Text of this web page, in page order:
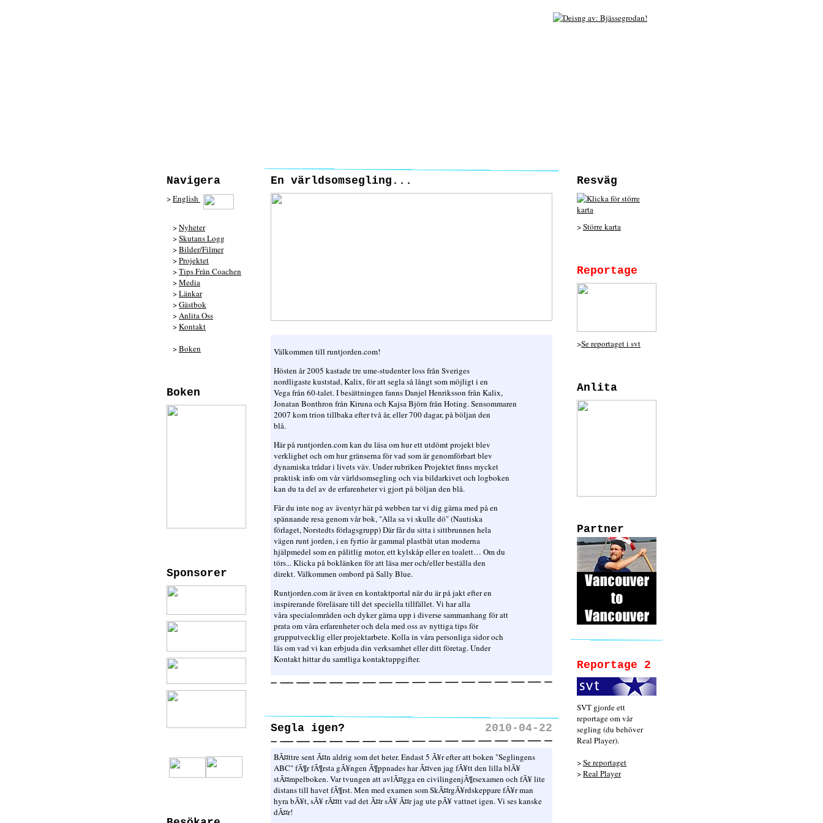
Navigera
>English
>Nyheter
>Skutans Logg
>Bilder/Filmer
>Projektet
>Tips Från Coachen
>Media
>Länkar
>Gästbok
>Anlita Oss
>Kontakt
>Boken
Boken
Sponsorer
En världsomsegling...
Välkommen till runtjorden.com!
Hösten år 2005 kastade tre ume-studenter loss från Sveriges
nordligaste kuststad, Kalix, för att segla så långt som möjligt i en
Vega från 60-talet. I besättningen fanns Danjel Henriksson från Kalix,
Jonatan Bonthron från Kiruna och Kajsa Björn från Hoting. Sensommaren
2007 kom trion tillbaka efter två år, eller 700 dagar, på böljan den
blå.
Här på runtjorden.com kan du läsa om hur ett utdömt projekt blev
verklighet och om hur gränserna för vad som är genomförbart blev
dynamiska trådar i livets väv. Under rubriken Projektet finns mycket
praktisk info om vår världsomsegling och via bildarkivet och logboken
kan du ta del av de erfarenheter vi gjort på böljan den blå.
Får du inte nog av äventyr här på webben tar vi dig gärna med på en
spännande resa genom vår bok, "Alla sa vi skulle dö" (Nautiska
förlaget, Norstedts förlagsgrupp) Där får du sitta i sittbrunnen hela
vägen runt jorden, i en fyrtio år gammal plastbåt utan moderna
hjälpmedel som en pålitlig motor, ett kylskåp eller en toalett… Om du
törs... Klicka på boklänken för att läsa mer och/eller beställa den
direkt. Välkommen ombord på Sally Blue.
Runtjorden.com är även en kontaktportal när du är på jakt efter en
inspirerande föreläsare till det speciella tillfället. Vi har alla
våra specialområden och dyker gärna upp i diverse sammanhang för att
prata om våra erfarenheter och dela med oss av nyttiga tips för
grupputvecklig eller projektarbete. Kolla in våra personliga sidor och
läs om vad vi kan erbjuda din verksamhet eller ditt företag. Under
Kontakt hittar du samtliga kontaktuppgifter.
Segla igen? 2010-04-22
BÃ¤ttre sent Ã¤n aldrig som det heter. Endast 5 Ã¥r efter att boken "Seglingens
ABC" fÃ¶r fÃ¶rsta gÃ¥ngen Ã¶ppnades har Ã¤ven jag fÃ¥tt den lilla blÃ¥
stÃ¤mpelboken. Var tvungen att avlÃ¤gga en civilingenjÃ¶rsexamen och fÃ¥ lite
distans till havet fÃ¶rst. Men med examen som SkÃ¤rgÃ¥rdskeppare fÃ¥r man
hyra bÃ¥t, sÃ¥ rÃ¤tt vad det Ã¤r sÃ¥ Ã¤r jag ute pÃ¥ vattnet igen. Vi ses kanske
dÃ¤r!
Resväg
>Större karta
Reportage
>Se reportaget i svt
Anlita
Partner
Reportage 2
SVT gjorde ett
reportage om vår
segling (du behöver
Real Player).
>Se reportaget
>Real Player